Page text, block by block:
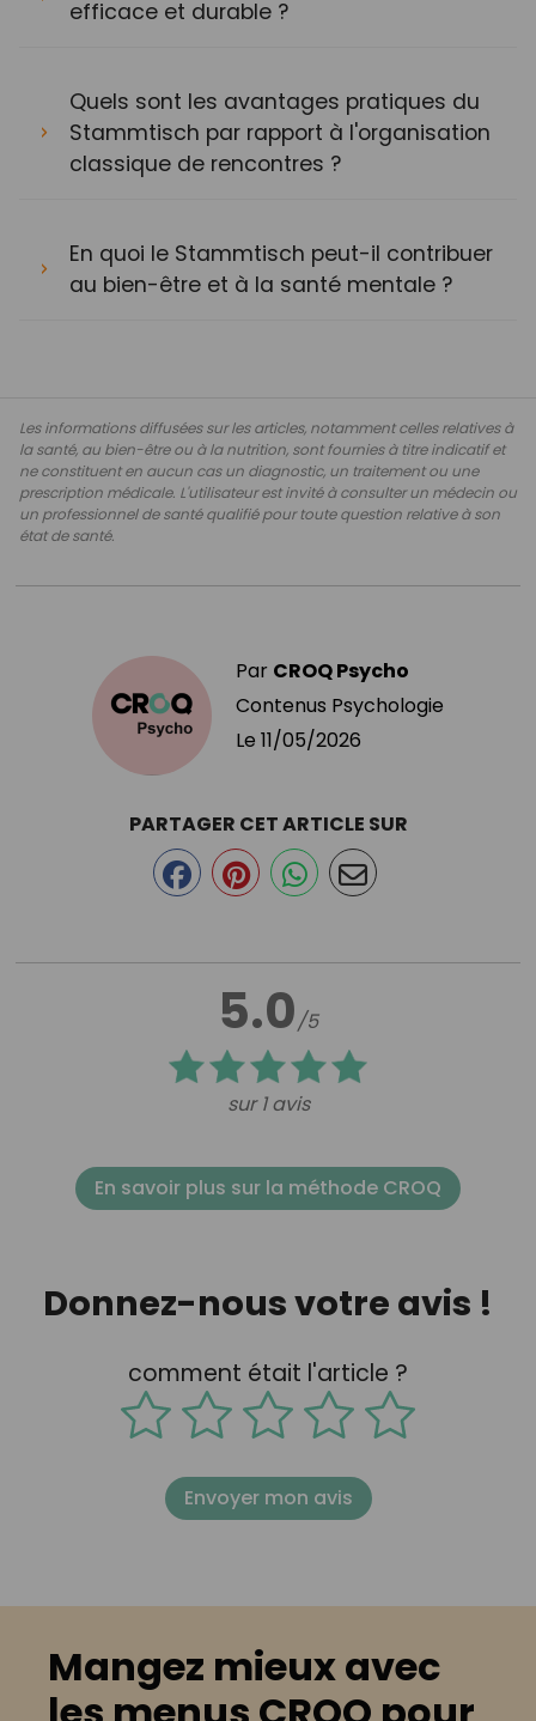
efficace et durable ?
Quels sont les avantages pratiques du
Stammtisch par rapport à l'organisation
classique de rencontres ?
En quoi le Stammtisch peut-il contribuer
au bien-être et à la santé mentale ?
Les informations diffusées sur les articles, notamment celles relatives à
la santé, au bien-être ou à la nutrition, sont fournies à titre indicatif et
ne constituent en aucun cas un diagnostic, un traitement ou une
prescription médicale. L'utilisateur est invité à consulter un médecin ou
un professionnel de santé qualifié pour toute question relative à son
état de santé.
Par CROQ Psycho
Contenus Psychologie
Le 11/05/2026
5.0/5
sur 1 avis
PARTAGER CET ARTICLE SUR
En savoir plus sur la méthode CROQ
Donnez-nous votre avis !
comment était l'article ?
Envoyer mon avis
Mangez mieux avec